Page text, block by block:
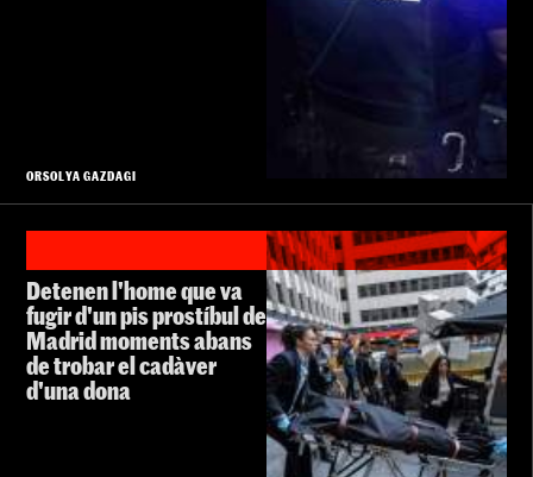
ORSOLYA GAZDAGI
Detenen l'home que va
fugir d'un pis prostíbul de
Madrid moments abans
de trobar el cadàver
d'una dona